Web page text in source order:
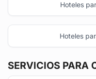
Hoteles
Hoteles
SERVICIOS PARA